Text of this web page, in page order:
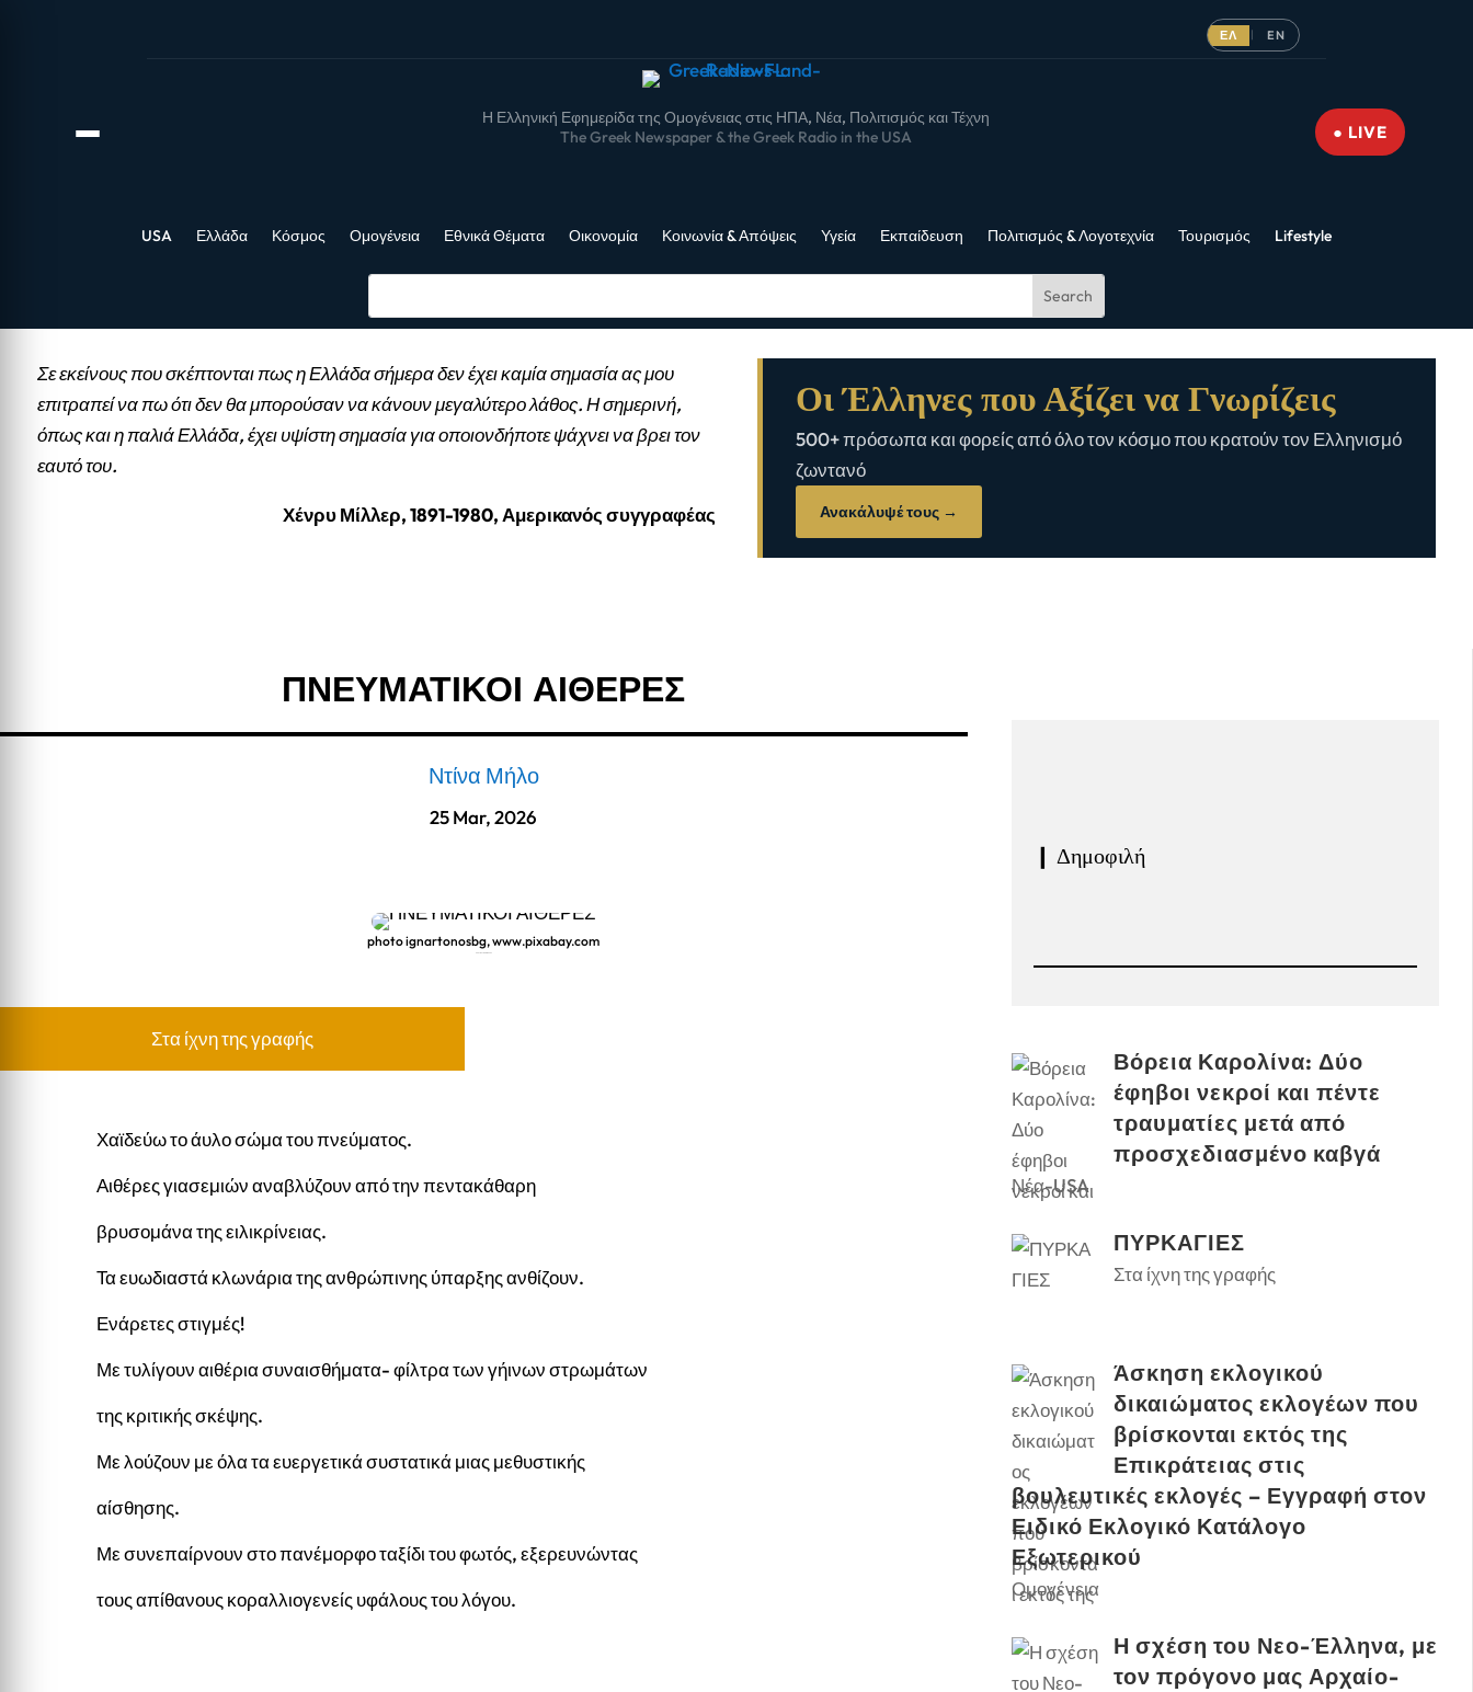
ΕΛ | EN
Η Ελληνική Εφημερίδα της Ομογένειας στις ΗΠΑ, Νέα, Πολιτισμός και Τέχνη
The Greek Newspaper & the Greek Radio in the USA
● LIVE
USA Ελλάδα Κόσμος Ομογένεια Εθνικά Θέματα Οικονομία Κοινωνία & Απόψεις Υγεία Εκπαίδευση Πολιτισμός & Λογοτεχνία Τουρισμός Lifestyle
Σε εκείνους που σκέπτονται πως η Ελλάδα σήμερα δεν έχει καμία σημασία ας μου
επιτραπεί να πω ότι δεν θα μπορούσαν να κάνουν μεγαλύτερο λάθος. Η σημερινή,
όπως και η παλιά Ελλάδα, έχει υψίστη σημασία για οποιονδήποτε ψάχνει να βρει τον
εαυτό του.
Χένρυ Μίλλερ, 1891-1980, Αμερικανός συγγραφέας
Οι Έλληνες που Αξίζει να Γνωρίζεις
500+ πρόσωπα και φορείς από όλο τον κόσμο που κρατούν τον Ελληνισμό
ζωντανό
Ανακάλυψέ τους →
ΠΝΕΥΜΑΤΙΚΟΙ ΑΙΘΕΡΕΣ
Ντίνα Μήλο
25 Mar, 2026
photo ignartonosbg, www.pixabay.com
Στα ίχνη της γραφής
Χαϊδεύω το άυλο σώμα του πνεύματος.
Αιθέρες γιασεμιών αναβλύζουν από την πεντακάθαρη
βρυσομάνα της ειλικρίνειας.
Τα ευωδιαστά κλωνάρια της ανθρώπινης ύπαρξης ανθίζουν.
Ενάρετες στιγμές!
Με τυλίγουν αιθέρια συναισθήματα- φίλτρα των γήινων στρωμάτων
της κριτικής σκέψης.
Με λούζουν με όλα τα ευεργετικά συστατικά μιας μεθυστικής
αίσθησης.
Με συνεπαίρνουν στο πανέμορφο ταξίδι του φωτός, εξερευνώντας
τους απίθανους κοραλλιογενείς υφάλους του λόγου.
❙ Δημοφιλή
Βόρεια Καρολίνα: Δύο
έφηβοι νεκροί και πέντε
τραυματίες μετά από
προσχεδιασμένο καβγά
Νέα-USA
ΠΥΡΚΑΓΙΕΣ
Στα ίχνη της γραφής
Άσκηση εκλογικού
δικαιώματος εκλογέων που
βρίσκονται εκτός της
Επικράτειας στις
βουλευτικές εκλογές – Εγγραφή στον
Ειδικό Εκλογικό Κατάλογο
Εξωτερικού
Ομογένεια
Η σχέση του Νεο-Έλληνα, με
τον πρόγονο μας Αρχαίο-